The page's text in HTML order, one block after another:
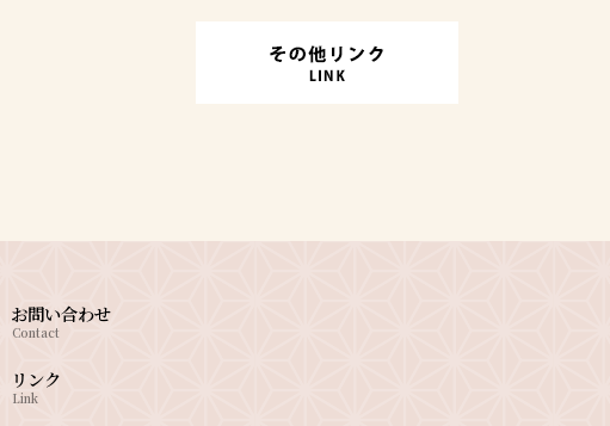
お問い合わせ
Contact
リンク
Link